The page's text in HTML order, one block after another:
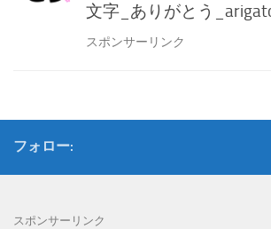
文字_ありがとう
スポンサーリンク
フォロー:
スポンサーリンク